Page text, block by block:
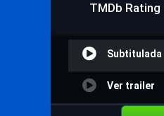
TMDb Rating
Subtitulada
Ver trailer